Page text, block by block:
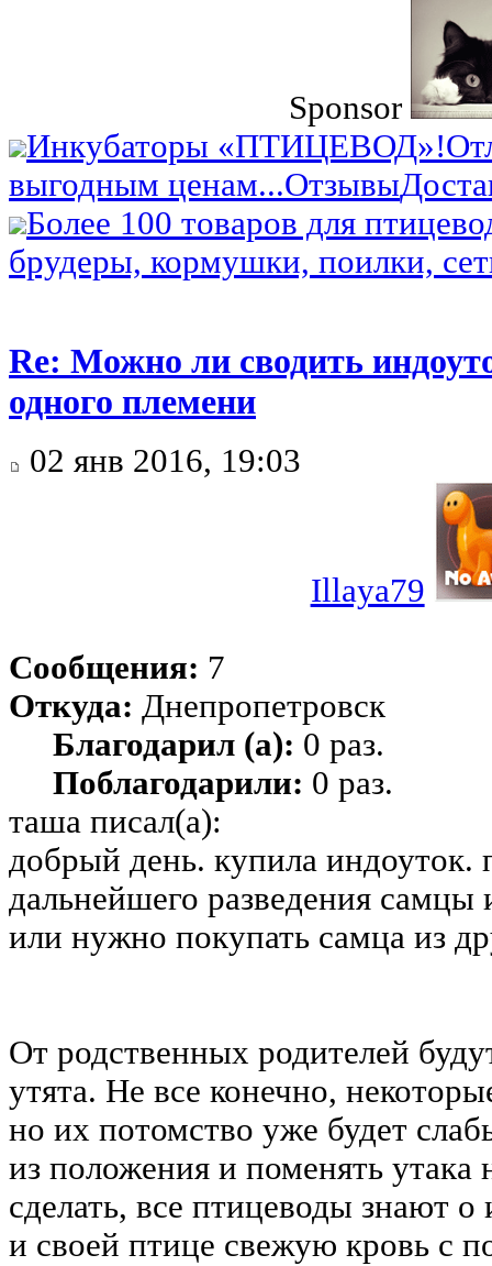
Sponsor
Инкубаторы «ПТИЦЕВОД»!
выгодным ценам...Отзывы
Более 100 товаров для
брудеры, кормушки, поилки,
Re: Можно ли сводить
одного племени
02 янв 2016, 19:03
Illaya79
Сообщения: 7
Откуда: Днепропетровск
Благодарил (а): 0 раз.
Поблагодарили: 0 раз.
таша писал(а):
добрый день. купила индоуток.
дальнейшего разведения
или нужно покупать самца из
От родственных родителей
утята. Не все конечно,
но их потомство уже будет
из положения и поменять утака
сделать, все птицеводы знают
и своей птице свежую кровь с